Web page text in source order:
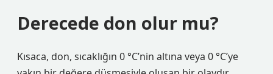
Derecede don olur mu?
Kısaca, don, sıcaklığın 0 °C’nin altına veya 0 °C’ye